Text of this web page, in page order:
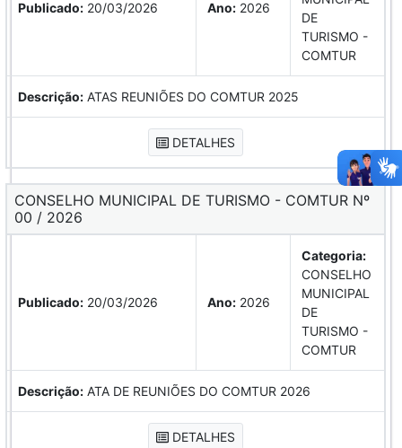
Publicado: 20/03/2026 Ano: 2026
DE
TURISMO -
COMTUR
Descrição: ATAS REUNIÕES DO COMTUR 2025
DETALHES
CONSELHO MUNICIPAL DE TURISMO - COMTUR Nº
00 / 2026
Publicado: 20/03/2026 Ano: 2026
Categoria:
CONSELHO
MUNICIPAL
DE
TURISMO -
COMTUR
Descrição: ATA DE REUNIÕES DO COMTUR 2026
DETALHES